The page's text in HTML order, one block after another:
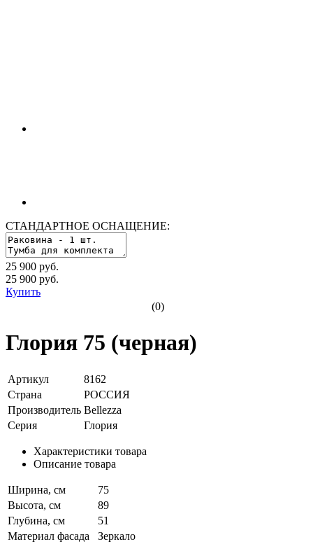
СТАНДАРТНОЕ ОСНАЩЕНИЕ:
25 900 руб.
25 900 руб.
Купить
(0)
Глория 75 (черная)
Артикул
8162
Страна
РОССИЯ
Производитель Bellezza
Серия
Глория
Характеристики товара
Описание товара
Ширина, см
75
Высота, см
89
Глубина, см
51
Материал фасада
Зеркало